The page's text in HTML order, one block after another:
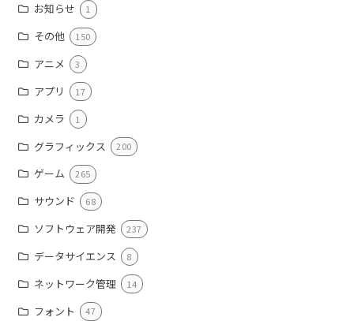
お知らせ 1
その他 150
アニメ 3
アプリ 17
カメラ 1
グラフィックス 200
ゲーム 265
サウンド 68
ソフトウェア開発 237
データサイエンス 8
ネットワーク管理 14
フォント 47